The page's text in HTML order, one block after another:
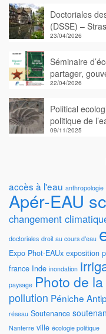
Doctoriales
(DSSE) –
23/04/2026
Séminaire
partager,
22/04/2026
Political
politique de
09/11/2025
accès à l'eau anthropologie
Apér-EAU
changement
doctoriales droit au cours d'eau
Expo Phot-EAUx exposition
france Inde inondation
paysage Photo de
pollution Péniche
réseau Soutenance
Nanterre ville écologie politique